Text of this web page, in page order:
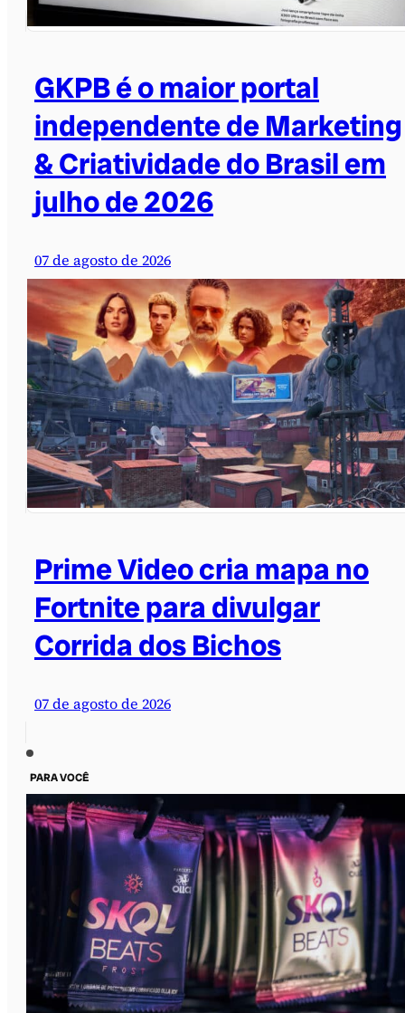
GKPB é o maior portal
independente de Marketing
& Criatividade do Brasil em
julho de 2026
07 de agosto de 2026
Prime Video cria mapa no
Fortnite para divulgar
Corrida dos Bichos
07 de agosto de 2026
PARA VOCÊ